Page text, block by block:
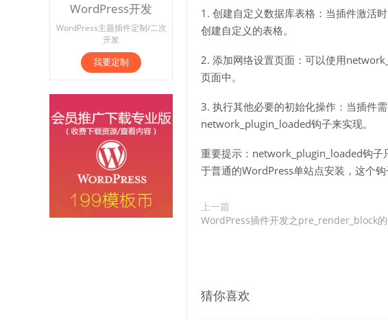
1. 创建自定义数据库表格：当插件激活
创建自定义的表格。
2. 添加网络设置页面：可以使用
页面中。
3. 执行其他必要的初始化操作：当插件
network_plugin_loaded钩子来实现。
重要提示：network_plugin_loaded钩
于普通的WordPress单站点安装，这个钩
上一篇
WordPress插件开发之pre_render_block
猜你喜欢
WordPress开发
WordPress主题插件定制/二次
开发
我要定制